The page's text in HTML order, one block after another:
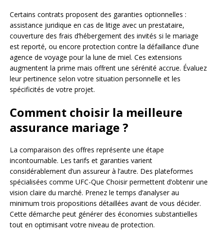
Certains contrats proposent des garanties optionnelles :
assistance juridique en cas de litige avec un prestataire,
couverture des frais d’hébergement des invités si le mariage
est reporté, ou encore protection contre la défaillance d’une
agence de voyage pour la lune de miel. Ces extensions
augmentent la prime mais offrent une sérénité accrue. Évaluez
leur pertinence selon votre situation personnelle et les
spécificités de votre projet.
Comment choisir la meilleure
assurance mariage ?
La comparaison des offres représente une étape
incontournable. Les tarifs et garanties varient
considérablement d’un assureur à l’autre. Des plateformes
spécialisées comme UFC-Que Choisir permettent d’obtenir une
vision claire du marché. Prenez le temps d’analyser au
minimum trois propositions détaillées avant de vous décider.
Cette démarche peut générer des économies substantielles
tout en optimisant votre niveau de protection.